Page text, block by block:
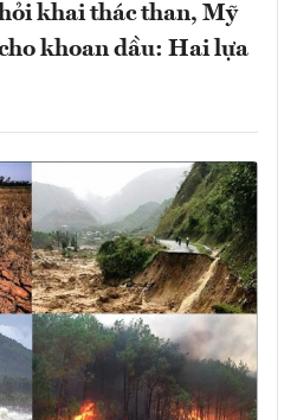
khai thác than, Mỹ
khoan dầu: Hai lựa